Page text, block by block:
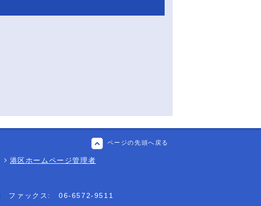
ページの先頭へ戻る
港区ホームページ管理者
ファックス: 06-6572-9511